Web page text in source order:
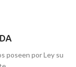
poseen por Ley su